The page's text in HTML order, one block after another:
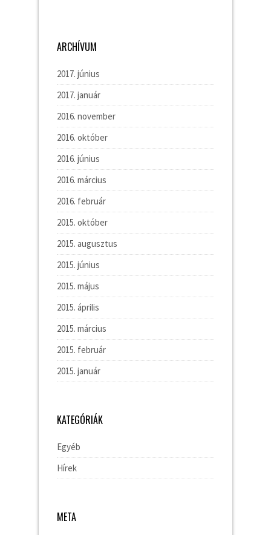
ARCHÍVUM
2017. június
2017. január
2016. november
2016. október
2016. június
2016. március
2016. február
2015. október
2015. augusztus
2015. június
2015. május
2015. április
2015. március
2015. február
2015. január
KATEGÓRIÁK
Egyéb
Hírek
META